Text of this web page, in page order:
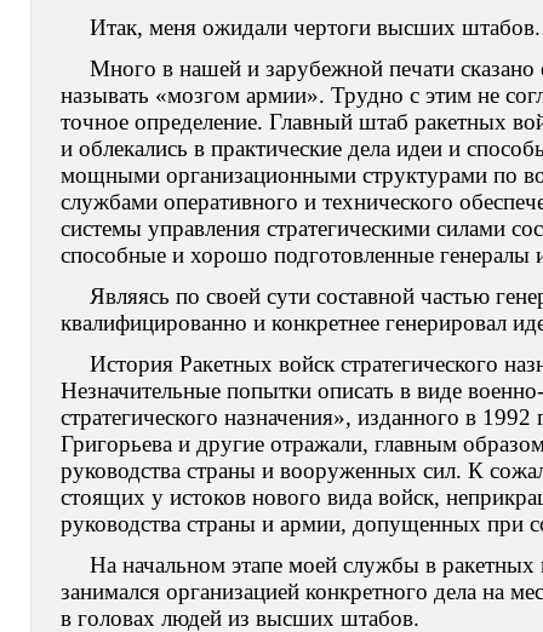
Итак, меня ожидали чертоги высших штабов.
Много в нашей и зарубежной печати
называть «мозгом армии». Трудно с этим не
точное определение. Главный штаб ракетных
и облекались в практические дела идеи и
мощными организационными структурами по
службами оперативного и технического
системы управления стратегическими силами
способные и хорошо подготовленные генералы
Являясь по своей сути составной частью
квалифицированно и конкретнее генерировал
История Ракетных войск стратегического
Незначительные попытки описать в виде
стратегического назначения», изданного в
Григорьева и другие отражали, главным
руководства страны и вооруженных сил. К
стоящих у истоков нового вида войск,
руководства страны и армии, допущенных при
На начальном этапе моей службы в
занимался организацией конкретного дела на
в головах людей из высших штабов.